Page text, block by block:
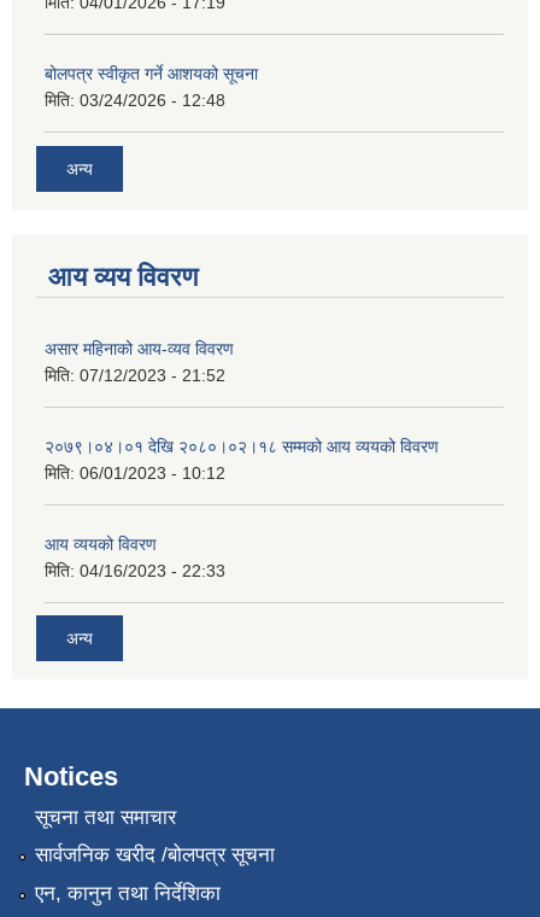
बोलपत्र स्वीकृत गर्ने आशयको सूचना
मिति: 03/24/2026 - 12:48
अन्य
आय व्यय विवरण
असार महिनाको आय-व्यव विवरण
मिति: 07/12/2023 - 21:52
२०७९।०४।०१ देखि २०८०।०२।१८ सम्मको आय व्ययको विवरण
मिति: 06/01/2023 - 10:12
आय व्ययको विवरण
मिति: 04/16/2023 - 22:33
अन्य
Notices
सूचना तथा समाचार
सार्वजनिक खरीद /बोलपत्र सूचना
एन, कानुन तथा निर्देशिका